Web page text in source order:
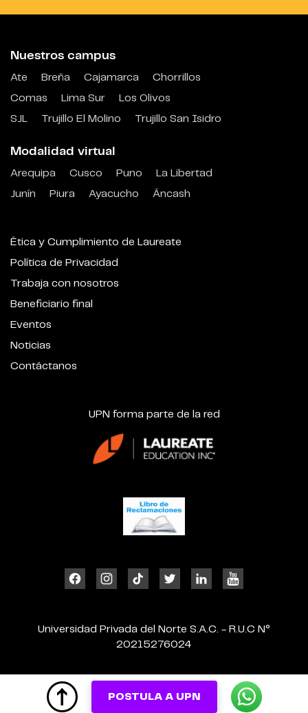
Nuestros campus
Ate Breña Cajamarca
Chorrillos
Comas
Lima Sur
Los Olivos
SJL
Trujillo El Molino Trujillo San Isidro
Modalidad virtual
Arequipa Cusco Puno
La Libertad
Junín
Piura Ayacucho Áncash
Ética y Cumplimiento de Laureate
Política de Privacidad
Trabaja con nosotros
Beneficiario final
Eventos
Noticias
Contáctanos
UPN forma parte de la red
Universidad Privada del Norte S.A.C. - R.U.C N°
20215276024
POSTULA A UPN